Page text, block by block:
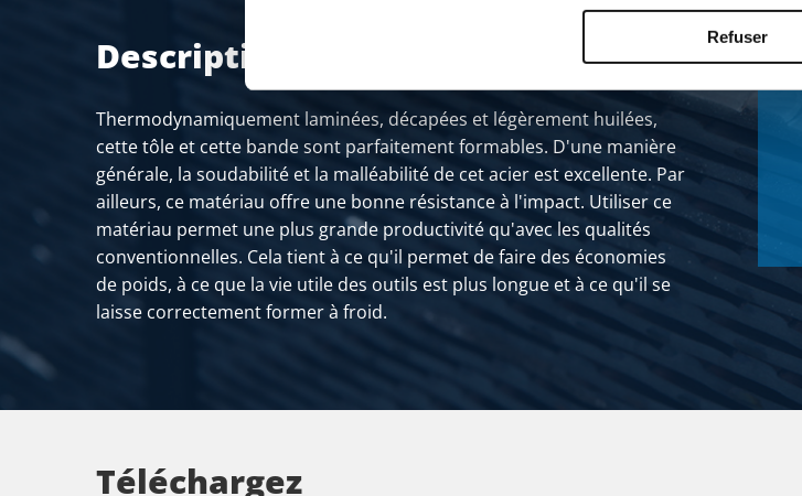
Refuser
Description du produit
Thermodynamiquement laminées, décapées et légèrement huilées,
cette tôle et cette bande sont parfaitement formables. D'une manière
générale, la soudabilité et la malléabilité de cet acier est excellente. Par
ailleurs, ce matériau offre une bonne résistance à l'impact. Utiliser ce
matériau permet une plus grande productivité qu'avec les qualités
conventionnelles. Cela tient à ce qu'il permet de faire des économies
de poids, à ce que la vie utile des outils est plus longue et à ce qu'il se
laisse correctement former à froid.
Téléchargez